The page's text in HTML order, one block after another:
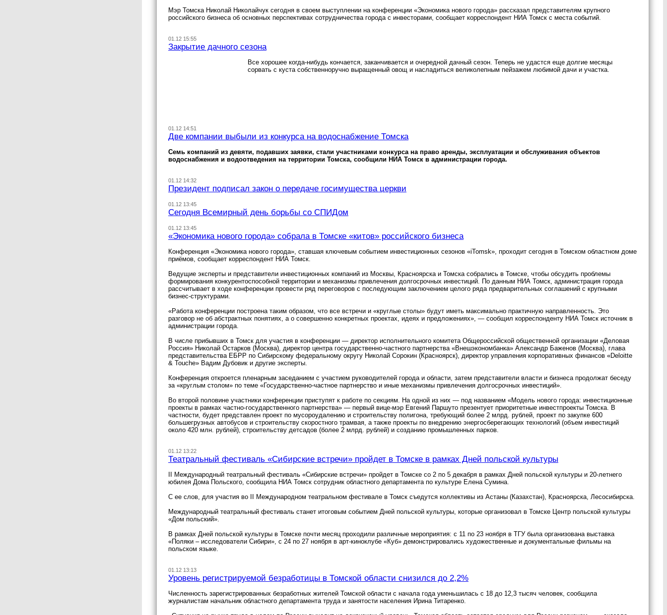
Мэр Томска Николай Николайчук сегодня в своем выступлении на конференции «Экономика нового города» рассказал представителям крупного
российского бизнеса об основных перспективах сотрудничества города с инвесторами, сообщает корреспондент НИА Томск с места событий.
01.12 15:55
Закрытие дачного сезона
Все хорошее когда-нибудь кончается, заканчивается и очередной дачный сезон. Теперь не удастся еще долгие месяцы
сорвать с куста собственноручно выращенный овощ и насладиться великолепным пейзажем любимой дачи и участка.
01.12 14:51
Две компании выбыли из конкурса на водоснабжение Томска
Семь компаний из девяти, подавших заявки, стали участниками конкурса на право аренды, эксплуатации и обслуживания объектов
водоснабжения и водоотведения на территории Томска, сообщили НИА Томск в администрации города.
01.12 14:32
Президент подписал закон о передаче госимущества церкви
01.12 13:45
Сегодня Всемирный день борьбы со СПИДом
01.12 13:45
«Экономика нового города» собрала в Томске «китов» российского бизнеса
Конференция «Экономика нового города», ставшая ключевым событием инвестиционных сезонов «iTomsk», проходит сегодня в Томском областном доме
приёмов, сообщает корреспондент НИА Томск.
Ведущие эксперты и представители инвестиционных компаний из Москвы, Красноярска и Томска собрались в Томске, чтобы обсудить проблемы
формирования конкурентоспособной территории и механизмы привлечения долгосрочных инвестиций. По данным НИА Томск, администрация города
рассчитывает в ходе конференции провести ряд переговоров с последующим заключением целого ряда предварительных соглашений с крупными
бизнес-структурами.
«Работа конференции построена таким образом, что все встречи и «круглые столы» будут иметь максимально практичную направленность. Это
разговор не об абстрактных понятиях, а о совершенно конкретных проектах, идеях и предложениях», — сообщил корреспонденту НИА Томск источник в
администрации города.
В числе прибывших в Томск для участия в конференции — директор исполнительного комитета Общероссийской общественной организации «Деловая
Россия» Николай Остарков (Москва), директор центра государственно-частного партнерства «Внешэкономбанка» Александр Баженов (Москва), глава
представительства ЕБРР по Сибирскому федеральному округу Николай Сорокин (Красноярск), директор управления корпоративных финансов «Deloitte
& Touche» Вадим Дубовик и другие эксперты.
Конференция откроется пленарным заседанием с участием руководителей города и области, затем представители власти и бизнеса продолжат беседу
за «круглым столом» по теме «Государственно-частное партнерство и иные механизмы привлечения долгосрочных инвестиций».
Во второй половине участники конференции приступят к работе по секциям. На одной из них — под названием «Модель нового города: инвестиционные
проекты в рамках частно-государственного партнерства» — первый вице-мэр Евгений Паршуто презентует приоритетные инвестпроекты Томска. В
частности, будет представлен проект по мусороудалению и строительству полигона, требующий более 2 млрд. рублей, проект по закупке 600
большегрузных автобусов и строительству скоростного трамвая, а также проекты по внедрению энергосберегающих технологий (объем инвестиций
около 420 млн. рублей), строительству детсадов (более 2 млрд. рублей) и созданию промышленных парков.
01.12 13:22
Театральный фестиваль «Сибирские встречи» пройдет в Томске в рамках Дней польской культуры
II Международный театральный фестиваль «Сибирские встречи» пройдет в Томске со 2 по 5 декабря в рамках Дней польской культуры и 20-летнего
юбилея Дома Польского, сообщила НИА Томск сотрудник областного департамента по культуре Елена Сумина.
С ее слов, для участия во II Международном театральном фестивале в Томск съедутся коллективы из Астаны (Казахстан), Красноярска, Лесосибирска.
Международный театральный фестиваль станет итоговым событием Дней польской культуры, которые организовал в Томске Центр польской культуры
«Дом польский».
В рамках Дней польской культуры в Томске почти месяц проходили различные мероприятия: с 11 по 23 ноября в ТГУ была организована выставка
«Поляки – исследователи Сибири», с 24 по 27 ноября в арт-киноклубе «Куб» демонстрировались художественные и документальные фильмы на
польском языке.
01.12 13:13
Уровень регистрируемой безработицы в Томской области снизился до 2,2%
Численность зарегистрированных безработных жителей Томской области с начала года уменьшилась с 18 до 12,3 тысяч человек, сообщила
журналистам начальник областного департамента труда и занятости населения Ирина Титаренко.